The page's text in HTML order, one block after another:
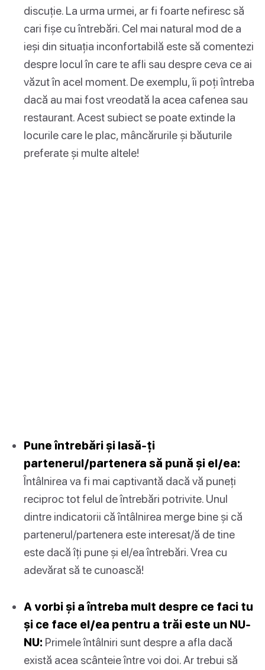
discuție. La urma urmei, ar fi foarte nefiresc să
cari fișe cu întrebări. Cel mai natural mod de a
ieși din situația inconfortabilă este să comentezi
despre locul în care te afli sau despre ceva ce ai
văzut în acel moment. De exemplu, îi poți întreba
dacă au mai fost vreodată la acea cafenea sau
restaurant. Acest subiect se poate extinde la
locurile care le plac, mâncărurile și băuturile
preferate și multe altele!
Pune întrebări și lasă-ți
partenerul/partenera să pună și el/ea:
Întâlnirea va fi mai captivantă dacă vă puneți
reciproc tot felul de întrebări potrivite. Unul
dintre indicatorii că întâlnirea merge bine și că
partenerul/partenera este interesat/ă de tine
este dacă îți pune și el/ea întrebări. Vrea cu
adevărat să te cunoască!
A vorbi și a întreba mult despre ce faci tu
și ce face el/ea pentru a trăi este un NU-
NU: Primele întâlniri sunt despre a afla dacă
există acea scânteie între voi doi. Ar trebui să